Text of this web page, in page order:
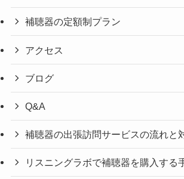
補聴器の定額制プラン
アクセス
ブログ
Q&A
補聴器の出張訪問サービスの流れと
リスニングラボで補聴器を購入する